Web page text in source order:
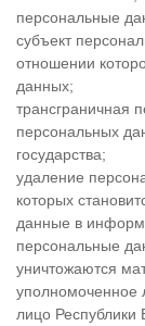
персональные
субъект
отношении
данных;
трансграничная
персональных
государства;
удаление
которых
данные в
персональные
уничтожаются
уполномоченное
лицо Республики